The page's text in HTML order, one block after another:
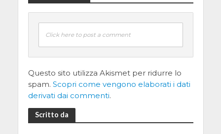
Click here to post a comment
Questo sito utilizza Akismet per ridurre lo
spam. Scopri come vengono elaborati i dati
derivati dai commenti.
Scritto da